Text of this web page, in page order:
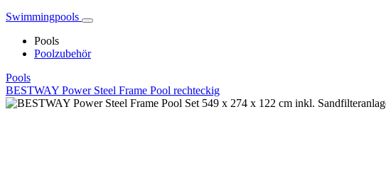
Swimmingpools
Pools
Poolzubehör
Pools
BESTWAY Power Steel Frame Pool rechteckig